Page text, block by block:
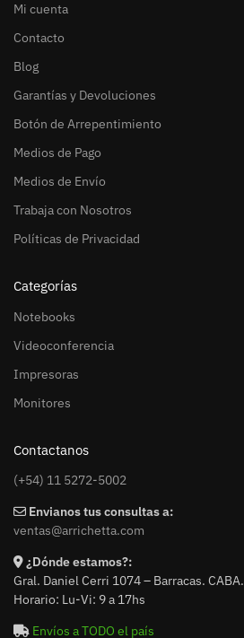
Mi cuenta
Contacto
Blog
Garantías y Devoluciones
Botón de Arrepentimiento
Medios de Pago
Medios de Envío
Trabaja con Nosotros
Políticas de Privacidad
Categorías
Notebooks
Videoconferencia
Impresoras
Monitores
Contactanos
(+54) 11 5272-5002
Envianos tus consultas a:
ventas@arrichetta.com
¿Dónde estamos?:
Gral. Daniel Cerri 1074 – Barracas. CABA.
Horario: Lu-Vi: 9 a 17hs
Envíos a TODO el país